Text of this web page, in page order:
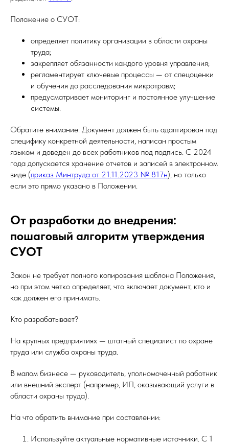
Положение о СУОТ:
определяет политику организации в области охраны
труда;
закрепляет обязанности каждого уровня управления;
регламентирует ключевые процессы — от спецоценки
и обучения до расследования микротравм;
предусматривает мониторинг и постоянное улучшение
системы.
Обратите внимание. Документ должен быть адаптирован под
специфику конкретной деятельности, написан простым
языком и доведен до всех работников под подпись. С 2024
года допускается хранение отчетов и записей в электронном
виде (приказ Минтруда от 21.11.2023 № 817н), но только
если это прямо указано в Положении.
От разработки до внедрения:
пошаговый алгоритм утверждения
СУОТ
Закон не требует полного копирования шаблона Положения,
но при этом четко определяет, что включает документ, кто и
как должен его принимать.
Кто разрабатывает?
На крупных предприятиях — штатный специалист по охране
труда или служба охраны труда.
В малом бизнесе — руководитель, уполномоченный работник
или внешний эксперт (например, ИП, оказывающий услуги в
области охраны труда).
На что обратить внимание при составлении:
Используйте актуальные нормативные источники. С 1